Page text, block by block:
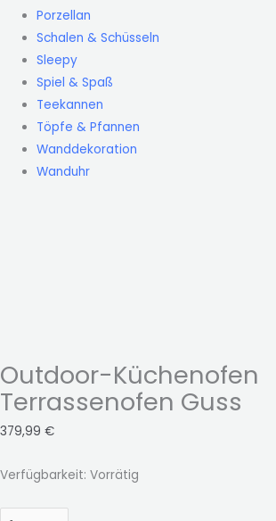
Porzellan
Schalen & Schüsseln
Sleepy
Spiel & Spaß
Teekannen
Töpfe & Pfannen
Wanddekoration
Wanduhr
Outdoor-Küchenofen
Terrassenofen Guss
379,99 €
Verfügbarkeit: Vorrätig